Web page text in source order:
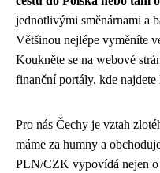
jednotlivými směnárnami a
Většinou nejlépe vyměníte
Koukněte se na webové
finanční portály, kde najdete
Pro nás Čechy je vztah
máme za humny a
PLN/CZK vypovídá nejen o